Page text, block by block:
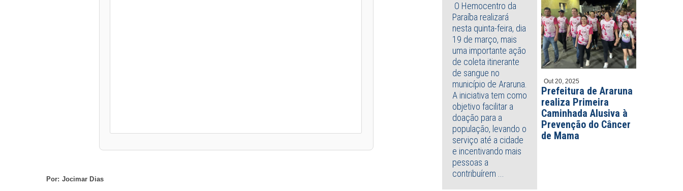
Por: Jocimar Dias
O Hemocentro da
Paraíba realizará
nesta quinta-feira, dia
19 de março, mais
uma importante ação
de coleta itinerante
de sangue no
município de Araruna.
A iniciativa tem como
objetivo facilitar a
doação para a
população, levando o
serviço até a cidade
e incentivando mais
pessoas a
contribuírem ...
Out 20, 2025
Prefeitura de Araruna
realiza Primeira
Caminhada Alusiva à
Prevenção do Câncer
de Mama